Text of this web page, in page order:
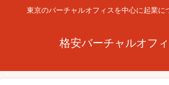
東京のバーチャルオフィスを中心に起業に
格安バーチャルオフ